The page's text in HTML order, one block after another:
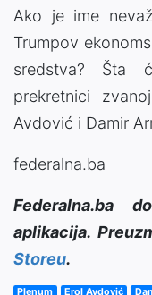
Ako je ime
Trumpov
sredstva? Šta
prekretnici
Avdović i Damir
federalna.ba
Federalna.ba
aplikacija.
Storeu.
Plenum Erol Avdović